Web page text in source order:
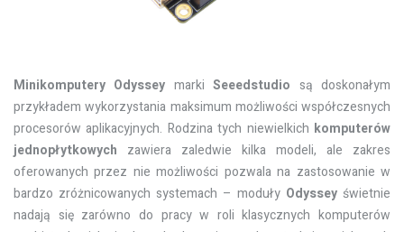
Minikomputery Odyssey markiSeeedstudio są doskonałym
przykładem wykorzystania maksimum możliwości współczesnych
procesorów aplikacyjnych. Rodzina tych niewielkich komputerów
jednopłytkowych zawiera zaledwie kilka modeli, ale zakres
oferowanych przez nie możliwości pozwala na zastosowanie w
bardzo zróżnicowanych systemach – moduły Odyssey świetnie
nadają się zarówno do pracy w roli klasycznych komputerów